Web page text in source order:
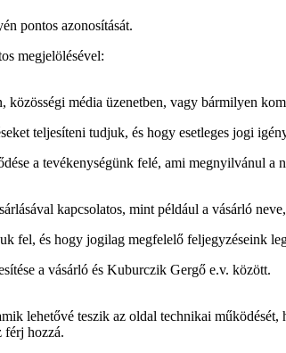
pontos azonosítását.
megjelölésével:
média üzenetben, vagy bármilyen
teljesíteni tudjuk, és hogy esetleges jogi
a tevékenységünk felé, ami megnyilvánul a
kapcsolatos, mint például a vásárló
fel, és hogy jogilag megfelelő feljegyzéseink
a vásárló és Kuburczik Gergő e.v. között.
lehetővé teszik az oldal technikai
férj hozzá.